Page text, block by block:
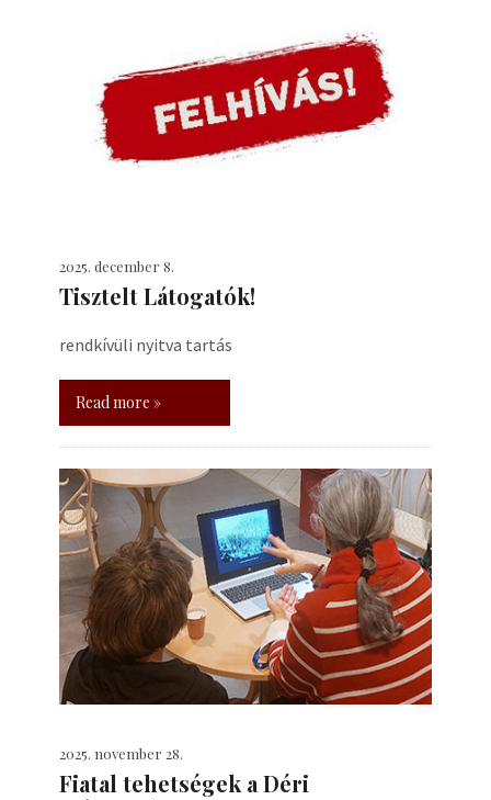
2025. december 8.
Tisztelt Látogatók!
rendkívüli nyitva tartás
Read more »
2025. november 28.
Fiatal tehetségek a Déri